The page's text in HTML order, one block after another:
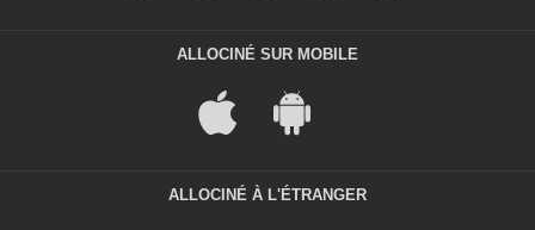
ALLOCINÉ SUR MOBILE
ALLOCINÉ À L'ÉTRANGER